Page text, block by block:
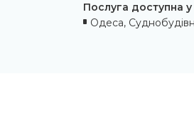
Послуга доступна у
Одеса,